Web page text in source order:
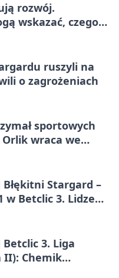
rozwój.
wskazać, czego
ruszyli na
o zagrożeniach
sportowych
wraca we
Błękitni Stargard –
w Betclic 3. Lidze
Betclic 3. Liga
II): Chemik